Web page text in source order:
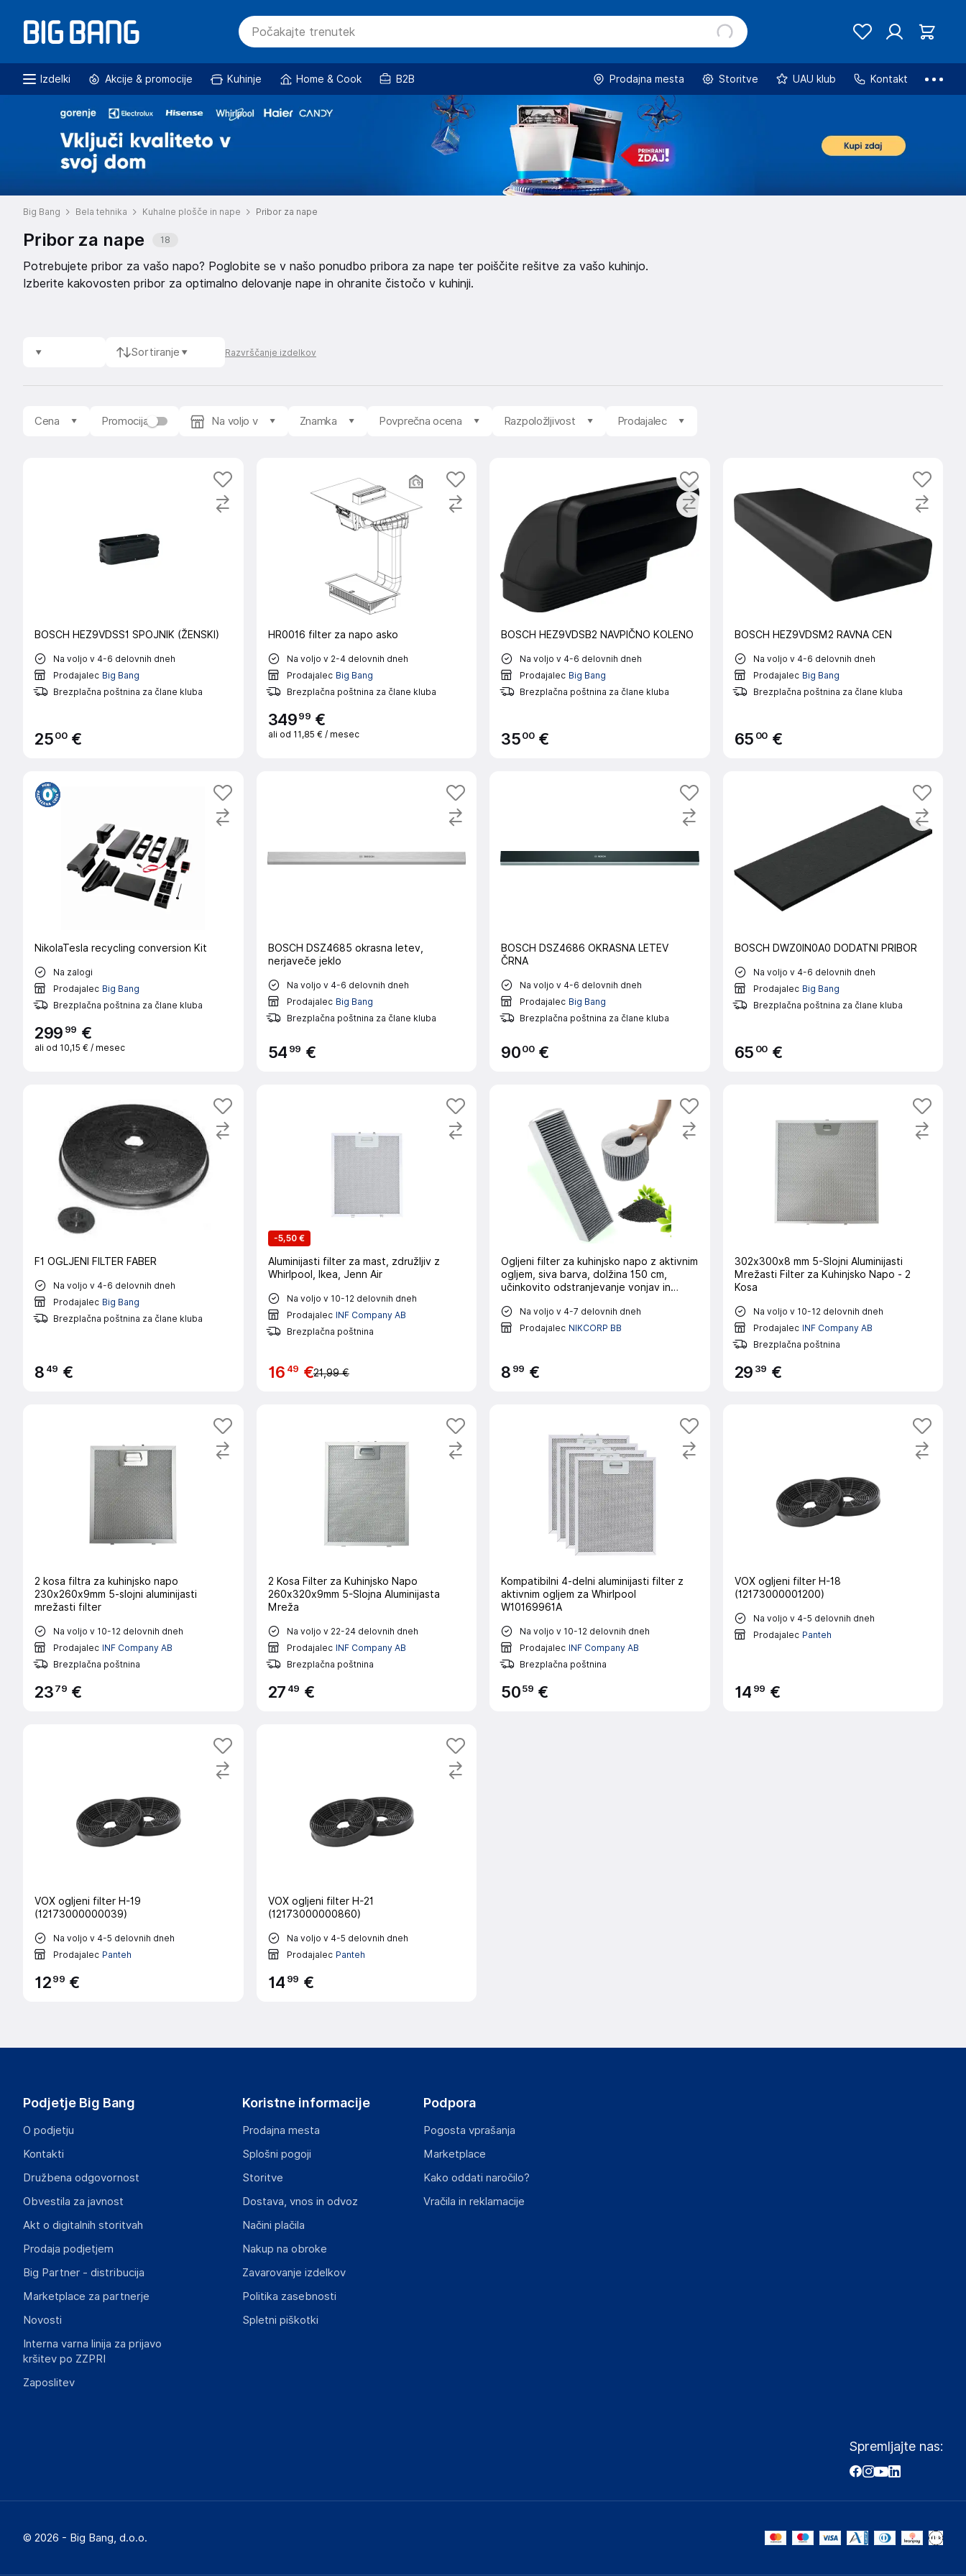
Izdelki Akcije & promocije Kuhinje Home & Cook B2B Prodajna mesta Storitve UAU klub Kontakt
Big Bang Bela tehnika Kuhalne plošče in nape Pribor za nape
Pribor za nape 18
Potrebujete pribor za vašo napo? Poglobite se v našo ponudbo pribora za nape ter poiščite rešitve za vašo kuhinjo.
Izberite kakovosten pribor za optimalno delovanje nape in ohranite čistočo v kuhinji.
Sortiranje Razvrščanje izdelkov
Cena Promocija Na voljo v Znamka Povprečna ocena Razpoložljivost Prodajalec
BOSCH HEZ9VDSS1 SPOJNIK (ŽENSKI)
Na voljo v 4-6 delovnih dneh
Prodajalec Big Bang
Brezplačna poštnina za člane kluba
2500 €
HR0016 filter za napo asko
Na voljo v 2-4 delovnih dneh
Prodajalec Big Bang
Brezplačna poštnina za člane kluba
34999 €
ali od 11,85 € / mesec
BOSCH HEZ9VDSB2 NAVPIČNO KOLENO
Na voljo v 4-6 delovnih dneh
Prodajalec Big Bang
Brezplačna poštnina za člane kluba
3500 €
BOSCH HEZ9VDSM2 RAVNA CEN
Na voljo v 4-6 delovnih dneh
Prodajalec Big Bang
Brezplačna poštnina za člane kluba
65 00 €
NikolaTesla recycling conversion Kit
Na zalogi
Prodajalec Big Bang
Brezplačna poštnina za člane kluba
299 99 €
ali od 10,15 € / mesec
BOSCH DSZ4685 okrasna letev,
nerjaveče jeklo
Na voljo v 4-6 delovnih dneh
Prodajalec Big Bang
Brezplačna poštnina za člane kluba
54 99 €
BOSCH DSZ4686 OKRASNA LETEV
ČRNA
Na voljo v 4-6 delovnih dneh
Prodajalec Big Bang
Brezplačna poštnina za člane kluba
9000 €
BOSCH DWZ0IN0A0 DODATNI PRIBOR
Na voljo v 4-6 delovnih dneh
Prodajalec Big Bang
Brezplačna poštnina za člane kluba
65 00 €
F1 OGLJENI FILTER FABER
Na voljo v 4-6 delovnih dneh
Prodajalec Big Bang
Brezplačna poštnina za člane kluba
8 49 €
-5,50 €
Aluminijasti filter za mast, združljiv z
Whirlpool, Ikea, Jenn Air
Na voljo v 10-12 delovnih dneh
Prodajalec INF Company AB
Brezplačna poštnina
16 49 €21,99 €
Ogljeni filter za kuhinjsko napo z aktivnim
ogljem, siva barva, dolžina 150 cm,
učinkovito odstranjevanje vonjav in
Na voljo v 4-7 delovnih dneh
Prodajalec NIKCORP BB
8 99 €
302x300x8 mm 5-Slojni Aluminijasti
Mrežasti Filter za Kuhinjsko Napo - 2
Kosa
Na voljo v 10-12 delovnih dneh
Prodajalec INF Company AB
Brezplačna poštnina
29 39 €
2 kosa filtra za kuhinjsko napo
230x260x9mm 5-slojni aluminijasti
mrežasti filter
Na voljo v 10-12 delovnih dneh
Prodajalec INF Company AB
Brezplačna poštnina
2379 €
2 Kosa Filter za Kuhinjsko Napo
260x320x9mm 5-Slojna Aluminijasta
Mreža
Na voljo v 22-24 delovnih dneh
Prodajalec INF Company AB
Brezplačna poštnina
27 49 €
Kompatibilni 4-delni aluminijasti filter z
aktivnim ogljem za Whirlpool
W10169961A
Na voljo v 10-12 delovnih dneh
Prodajalec INF Company AB
Brezplačna poštnina
5059 €
VOX ogljeni filter H-18
(12173000001200)
Na voljo v 4-5 delovnih dneh
Prodajalec Panteh
14 99 €
VOX ogljeni filter H-19
(12173000000039)
Na voljo v 4-5 delovnih dneh
Prodajalec Panteh
1299 €
VOX ogljeni filter H-21
(12173000000860)
Na voljo v 4-5 delovnih dneh
Prodajalec Panteh
14 99 €
Podjetje Big Bang
O podjetju
Kontakti
Družbena odgovornost
Obvestila za javnost
Akt o digitalnih storitvah
Prodaja podjetjem
Big Partner - distribucija
Marketplace za partnerje
Novosti
Interna varna linija za prijavo
kršitev po ZZPRI
Zaposlitev
Koristne informacije
Prodajna mesta
Splošni pogoji
Storitve
Dostava, vnos in odvoz
Načini plačila
Nakup na obroke
Zavarovanje izdelkov
Politika zasebnosti
Spletni piškotki
Podpora
Pogosta vprašanja
Marketplace
Kako oddati naročilo?
Vračila in reklamacije
Spremljajte nas:
© 2026 - Big Bang, d.o.o.